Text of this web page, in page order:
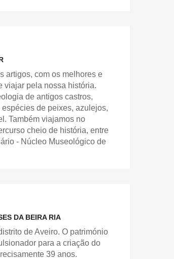
artigos, com os melhores e
viajar pela nossa história.
de antigos castros,
de peixes, azulejos,
Também viajamos no
cheio de história, entre
- Núcleo Museológico de
DA BEIRA RIA
de Aveiro. O património
para a criação do
39 anos.